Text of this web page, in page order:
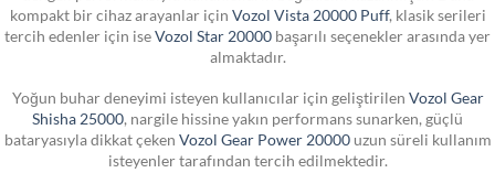
kompakt bir cihaz arayanlar için Vozol Vista 20000 Puff, klasik serileri
tercih edenler için iseVozol Star 20000 başarılı seçenekler arasında yer
almaktadır.
Yoğun buhar deneyimi isteyen kullanıcılar için geliştirilen Vozol Gear
Shisha 25000 , nargile hissine yakın performans sunarken, güçlü
bataryasıyla dikkat çeken Vozol Gear Power 20000uzun süreli kullanım
isteyenler tarafından tercih edilmektedir.